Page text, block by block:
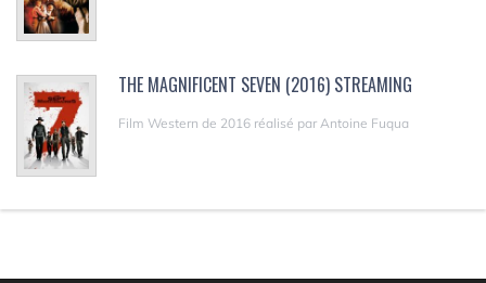
THE MAGNIFICENT SEVEN (2016) STREAMING
Film Western de 2016 réalisé par Antoine Fuqua